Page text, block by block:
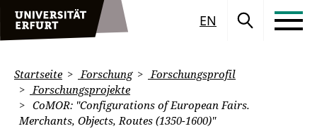
EN
Startseite Forschung
Forschungsprofil
Forschungsprojekte
CoMOR: "Configurations of European Fairs.
Merchants, Objects, Routes (1350-1600)"